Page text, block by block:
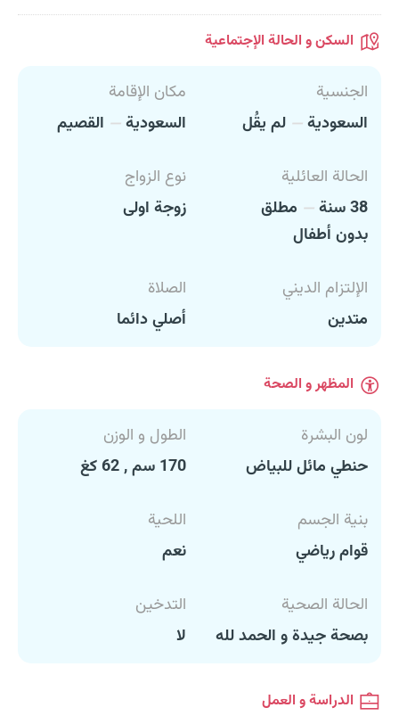
السكن و الحالة الإجتماعية
الجنسية
السعودية
لم يقُل
مكان الإقامة
السعودية
القصيم
الحالة العائلية
38 سنة
مطلق
بدون أطفال
نوع الزواج
زوجة اولى
الإلتزام الديني
متدين
الصلاة
أصلي دائما
المظهر و الصحة
لون البشرة
حنطي مائل للبياض
الطول و الوزن
170 سم , 62 كغ
بنية الجسم
قوام رياضي
اللحية
نعم
الحالة الصحية
بصحة جيدة و الحمد لله
التدخين
لا
الدراسة و العمل